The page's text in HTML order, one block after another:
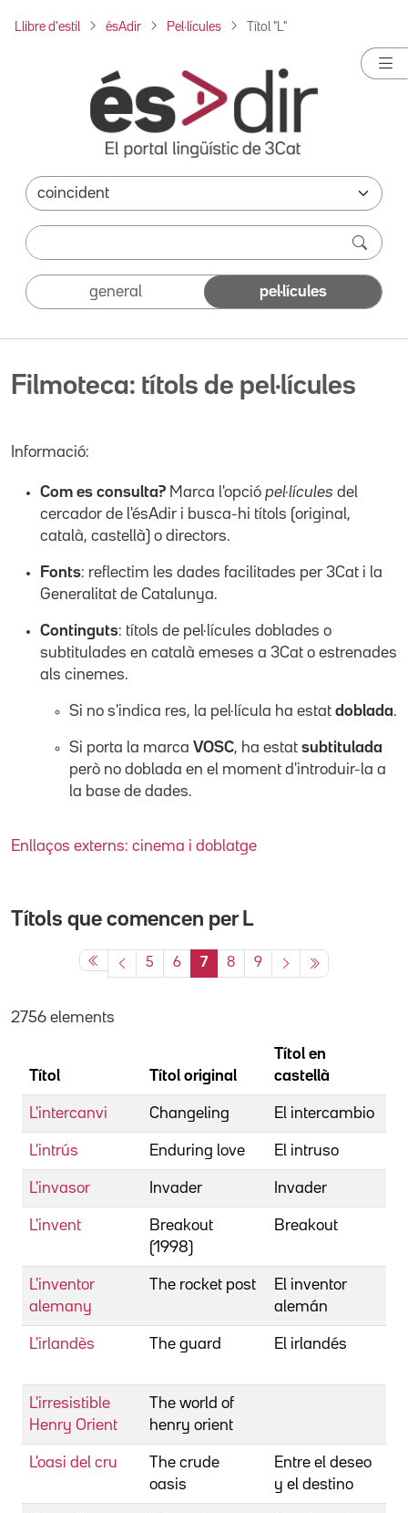
Llibre d'estil ésAdir Pel·lícules Títol "L"
general pel·lícules
Filmoteca: títols de pel·lícules
Informació:
Com es consulta? Marca l'opció pel·lícules del
cercador de l'ésAdir i busca-hi títols (original,
català, castellà) o directors.
Fonts: reflectim les dades facilitades per 3Cat i la
Generalitat de Catalunya.
Continguts: títols de pel·lícules doblades o
subtitulades en català emeses a 3Cat o estrenades
als cinemes.
Si no s'indica res, la pel·lícula ha estat doblada.
Si porta la marca VOSC, ha estat subtitulada
però no doblada en el moment d'introduir-la a
la base de dades.
Enllaços externs: cinema i doblatge
Títols que comencen per L
5 6 7 8 9
2756 elements
Títol Títol original
Títol en
castellà
L'intercanvi Changeling El intercambio
L'intrús Enduring love El intruso
L'invasor Invader Invader
L'invent
Breakout
(1998)
Breakout
L'inventor
alemany
The rocket post
El inventor
alemán
L'irlandès The guard El irlandés
L'irresistible
Henry Orient
The world of
henry orient
L'oasi del cru
The crude
oasis
Entre el deseo
y el destino